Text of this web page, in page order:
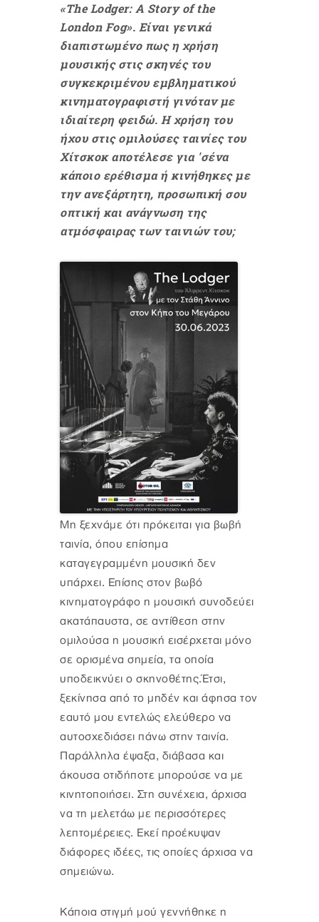
«The Lodger: A Story of the
London Fog». Είναι γενικά
διαπιστωμένο πως η χρήση
μουσικής στις σκηνές του
συγκεκριμένου εμβληματικού
κινηματογραφιστή γινόταν με
ιδιαίτερη φειδώ. Η χρήση του
ήχου στις ομιλούσες ταινίες του
Χίτσκοκ αποτέλεσε για 'σένα
κάποιο ερέθισμα ή κινήθηκες με
την ανεξάρτητη, προσωπική σου
οπτική και ανάγνωση της
ατμόσφαιρας των ταινιών του;
Μη ξεχνάμε ότι πρόκειται για βωβή
ταινία, όπου επίσημα
καταγεγραμμένη μουσική δεν
υπάρχει. Επίσης στον βωβό
κινηματογράφο η μουσική συνοδεύει
ακατάπαυστα, σε αντίθεση στην
ομιλούσα η μουσική εισέρχεται μόνο
σε ορισμένα σημεία, τα οποία
υποδεικνύει ο σκηνοθέτης.Έτσι,
ξεκίνησα από το μηδέν και άφησα τον
εαυτό μου εντελώς ελεύθερο να
αυτοσχεδιάσει πάνω στην ταινία.
Παράλληλα έψαξα, διάβασα και
άκουσα οτιδήποτε μπορούσε να με
κινητοποιήσει. Στη συνέχεια, άρχισα
να τη μελετάω με περισσότερες
λεπτομέρειες. Εκεί προέκυψαν
διάφορες ιδέες, τις οποίες άρχισα να
σημειώνω.
Κάποια στιγμή μού γεννήθηκε η